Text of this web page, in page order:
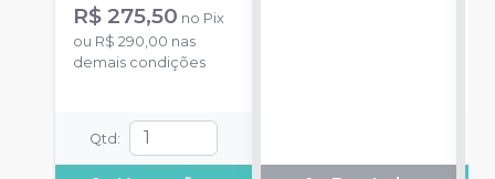
R$ 275,50 no Pix
ou R$ 290,00 nas
demais condições
Qtd :